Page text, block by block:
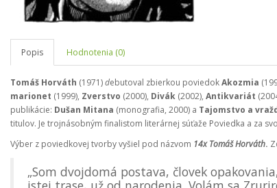
Popis Hodnotenia (0)
Tomáš Horváth (1971)debutoval zbierkou poviedokAkozmia
marionet (1999), Zverstvo (2000), Divák (2002), Antikvariát
publikácie: Dušan Mitana (monografia, 2000) a Tajomstvo a
titulov. Je trojnásobným finalistom literárnej súťaže Poviedka a za
Výber z poviedkovej tvorby vyšiel pod názvom 14x Tomáš Horváth.
„Som dvojdomá postava, človek